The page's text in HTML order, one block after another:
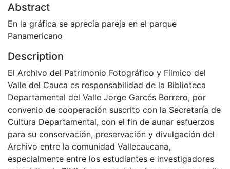
Abstract
En la gráfica se aprecia pareja en el parque
Panamericano
Description
El Archivo del Patrimonio Fotográfico y Fílmico del
Valle del Cauca es responsabilidad de la Biblioteca
Departamental del Valle Jorge Garcés Borrero, por
convenio de cooperación suscrito con la Secretaría de
Cultura Departamental, con el fin de aunar esfuerzos
para su conservación, preservación y divulgación del
Archivo entre la comunidad Vallecaucana,
especialmente entre los estudiantes e investigadores